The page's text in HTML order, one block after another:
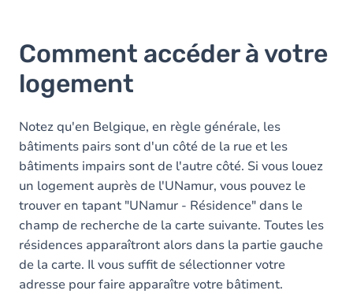
Comment accéder à votre
logement
Notez qu'en Belgique, en règle générale, les
bâtiments pairs sont d'un côté de la rue et les
bâtiments impairs sont de l'autre côté. Si vous louez
un logement auprès de l'UNamur, vous pouvez le
trouver en tapant "UNamur - Résidence" dans le
champ de recherche de la carte suivante. Toutes les
résidences apparaîtront alors dans la partie gauche
de la carte. Il vous suffit de sélectionner votre
adresse pour faire apparaître votre bâtiment.